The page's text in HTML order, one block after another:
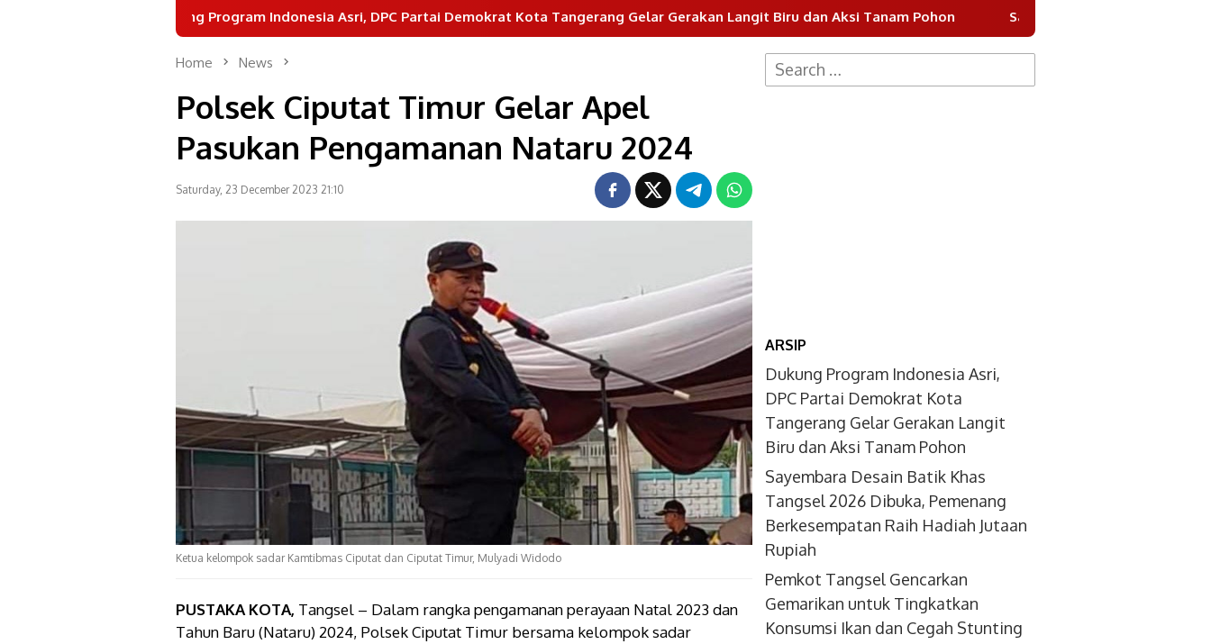
Dukung Program Indonesia Asri, DPC Partai Demokrat Kota Tangerang Gelar Gerakan Langit Biru dan Aksi Tanam Pohon Sayembara Desain Batik Khas Tangsel 2026
Home News
Polsek Ciputat Timur Gelar Apel
Pasukan Pengamanan Nataru 2024
Saturday, 23 December 2023 21:10
Ketua kelompok sadar Kamtibmas Ciputat dan Ciputat Timur, Mulyadi Widodo
PUSTAKA KOTA, Tangsel – Dalam rangka pengamanan perayaan Natal 2023 dan
Tahun Baru (Nataru) 2024, Polsek Ciputat Timur bersama kelompok sadar
Search
for:
ARSIP
Dukung Program Indonesia Asri,
DPC Partai Demokrat Kota
Tangerang Gelar Gerakan Langit
Biru dan Aksi Tanam Pohon
Sayembara Desain Batik Khas
Tangsel 2026 Dibuka, Pemenang
Berkesempatan Raih Hadiah Jutaan
Rupiah
Pemkot Tangsel Gencarkan
Gemarikan untuk Tingkatkan
Konsumsi Ikan dan Cegah Stunting